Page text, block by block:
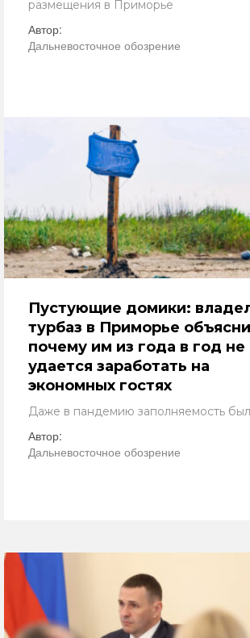
размещения в Приморье
Автор:
Дальневосточное обозрение
Пустующие домики:
турбаз в Приморье
почему им из года в год не
удается заработать на
экономных гостях
Даже в пандемию заполняемость
Автор:
Дальневосточное обозрение